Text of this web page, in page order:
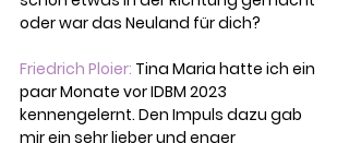
oder war das Neuland für dich?
Friedrich Ploier: Tina Maria hatte ich ein
paar Monate vor IDBM 2023
kennengelernt. Den Impuls dazu gab
mir ein sehr lieber und enger